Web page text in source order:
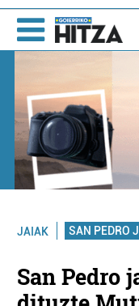
JAIAK SAN PEDRO
San Pedro